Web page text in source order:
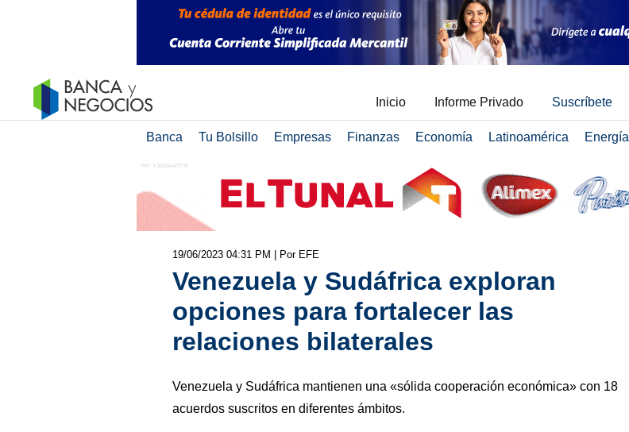
Inicio Informe Privado Suscríbete
Banca Tu Bolsillo Empresas Finanzas Economía Latinoamérica Energía
19/06/2023 04:31 PM | Por EFE
Venezuela y Sudáfrica exploran
opciones para fortalecer las
relaciones bilaterales
Venezuela y Sudáfrica mantienen una «sólida cooperación económica» con 18
acuerdos suscritos en diferentes ámbitos.